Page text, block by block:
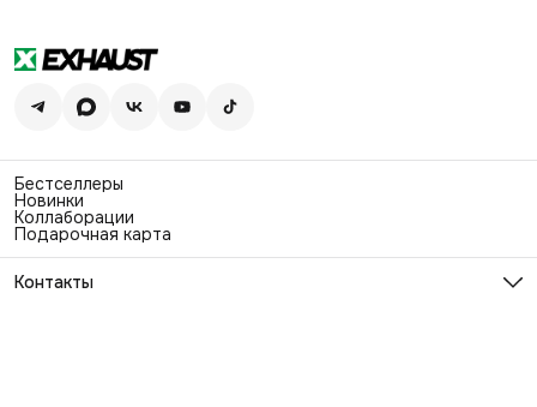
Бестселлеры
Новинки
Коллаборации
Подарочная карта
Контакты